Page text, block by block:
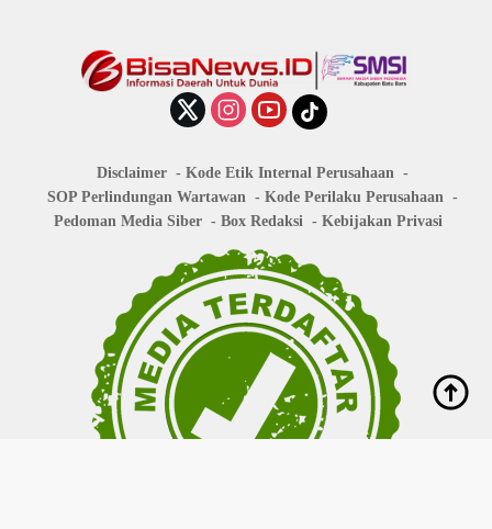
Disclaimer
Kode Etik Internal Perusahaan
SOP Perlindungan Wartawan
Kode Perilaku Perusahaan
Pedoman Media Siber
Box Redaksi Kebijakan Privasi